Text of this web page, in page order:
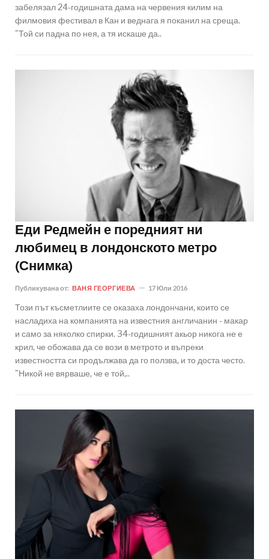
забелязал 24-годишната дама на червения килим на
филмовия фестивал в Кан и веднага я поканил на среща.
"Той си падна по нея, а тя искаше да..
Еди Редмейн е поредният ни
любимец в лондонското метро
(Снимка)
Публикувана от: ВАНЯ ГЕОРГИЕВА 17 Юли 2016
Този път късметлиите се оказаха лондончани, които се
насладиха на компанията на известния англичанин - макар
и само за няколко спирки. 34-годишният акьор никога не е
крил, че обожава да се вози в метрото и въпреки
известността си продължава да го ползва, и то доста често.
"Никой не вярваше, че е той,..